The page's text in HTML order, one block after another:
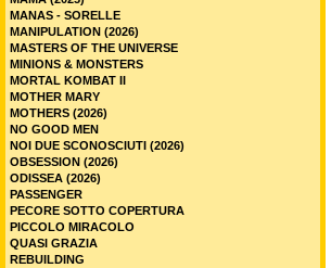
MANAS - SORELLE
MANIPULATION (2026)
MASTERS OF THE UNIVERSE
MINIONS & MONSTERS
MORTAL KOMBAT II
MOTHER MARY
MOTHERS (2026)
NO GOOD MEN
NOI DUE SCONOSCIUTI (2026)
OBSESSION (2026)
ODISSEA (2026)
PASSENGER
PECORE SOTTO COPERTURA
PICCOLO MIRACOLO
QUASI GRAZIA
REBUILDING